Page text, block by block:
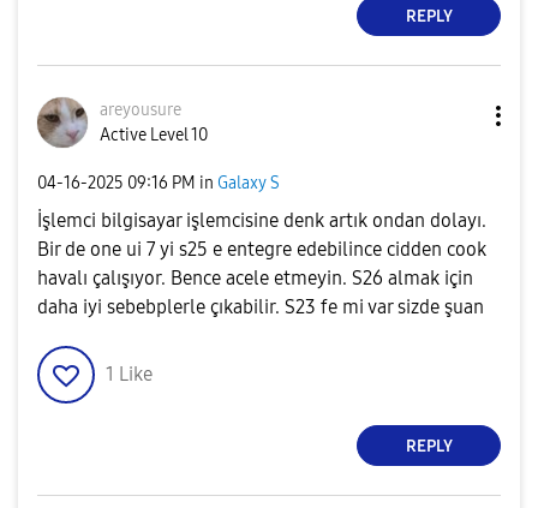
REPLY
areyousure
Active Level 10
‎04-16-2025 09:16 PM in Galaxy S
İşlemci bilgisayar işlemcisine denk artık ondan dolayı.
Bir de one ui 7 yi s25 e entegre edebilince cidden cook
havalı çalışıyor. Bence acele etmeyin. S26 almak için
daha iyi sebebplerle çıkabilir. S23 fe mi var sizde şuan
1 Like
REPLY